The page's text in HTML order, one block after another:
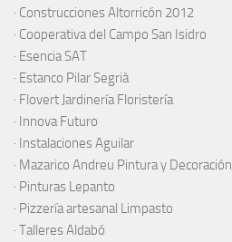
· Construcciones Altorricón 2012
· Cooperativa del Campo San Isidro
· Esencia SAT
· Estanco Pilar Segrià
· Flovert Jardinería Floristería
· Innova Futuro
· Instalaciones Aguilar
· Mazarico Andreu Pintura y Decoración
· Pinturas Lepanto
· Pizzería artesanal Limpasto
· Talleres Aldabó